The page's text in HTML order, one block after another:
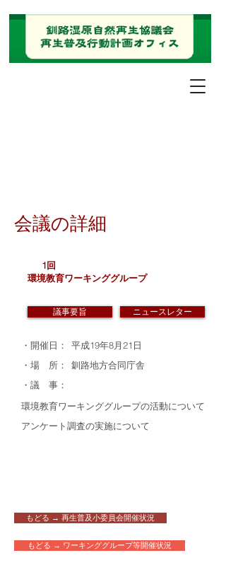
会議の詳細
1回
環境教育ワーキンググループ
議事要旨 ニュースレター
・開催日：
平成19年8月21日
・場 所：
釧路地方合同庁舎
・議 事：
環境教育ワーキンググループの活動について
アンケート調査の実施について
もどる → 再生普及小委員会開催状況
もどる → ワーキンググループ等開催状況